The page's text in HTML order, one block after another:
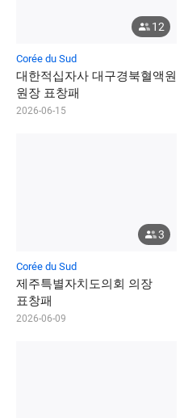
12
Corée du Sud
대 한적십자사 대 구경북혈액원
원장 표창패
2026-06-15
3
Corée du Sud
제주특별자치도의회 의장
표창패
2026-06-09